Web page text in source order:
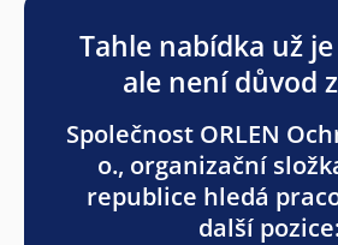
Tahle nabídka už
ale není důvod
Společnost ORLEN
o., organizační
republice hledá
další